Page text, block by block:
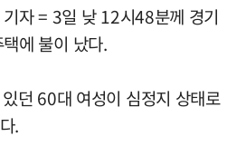
자 = 3일 낮 12시48분께 경기
에 불이 났다.
던 60대 여성이 심정지 상태로
.